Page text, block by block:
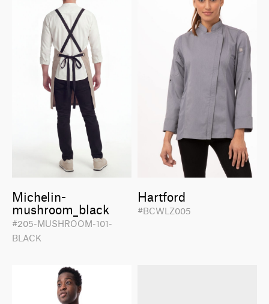
Michelin-
mushroom_black
#205-MUSHROOM-101-
BLACK
Hartford
#BCWLZ005